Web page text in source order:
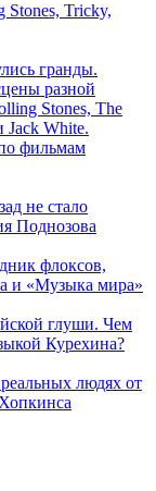
Tricky,
гранды.
разной
Stones, The
Jack White.
фильмам
не стало
Поднозова
флоксов,
и «Музыка мира»
глуши. Чем
Курехина?
людях от